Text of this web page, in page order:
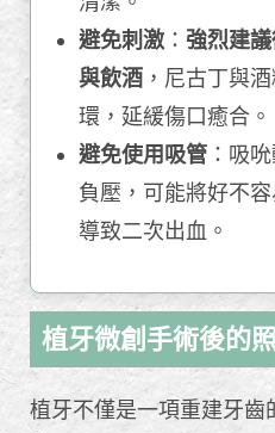
避免刺激 ： 強烈建
與飲酒 ，尼古丁與
環，延緩傷口癒合。
避免使用吸管 ：吸
負壓，可能將好不
導致二次出血。
植牙微創手術後的
植牙不僅是一項重建牙齒